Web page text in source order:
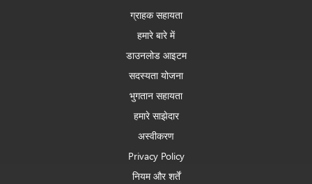
ग्राहक सहायता
हमारे बारे में
डाउनलोड आइटम
सदस्यता योजना
भुगतान सहायता
हमारे साझेदार
अस्वीकरण
Privacy Policy
नियम और शर्तें